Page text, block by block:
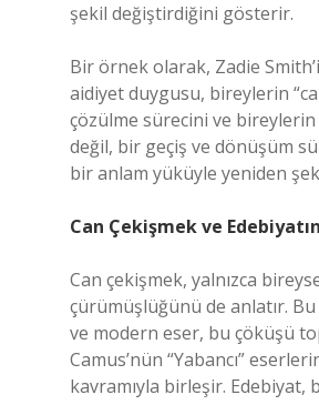
şekil değiştirdiğini gösterir.
Bir örnek olarak, Zadie
aidiyet duygusu, bireylerin
çözülme sürecini ve
değil, bir geçiş ve dönüşüm
bir anlam yüküyle yeniden
Can Çekişmek ve
Can çekişmek, yalnızca
çürümüşlüğünü de anlatır.
ve modern eser, bu çöküşü
Camus’nün “Yabancı”
kavramıyla birleşir.